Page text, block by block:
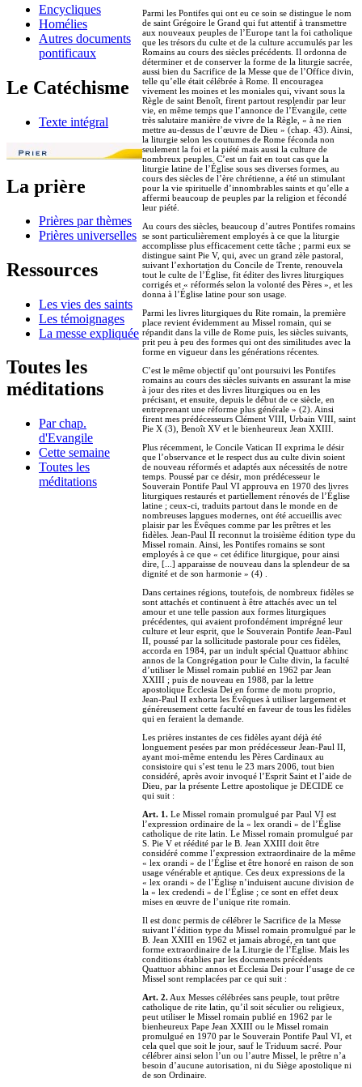
Encycliques
Homélies
Autres documents
pontificaux
Le Catéchisme
Texte intégral
La prière
Prières par thèmes
Prières universelles
Ressources
Les vies des saints
Les témoignages
La messe expliquée
Toutes les
méditations
Par chap.
d'Evangile
Cette semaine
Toutes les
méditations
Parmi les Pontifes qui ont eu ce soin se distingue le nom
de saint Grégoire le Grand qui fut attentif à transmettre
aux nouveaux peuples de l’Europe tant la foi catholique
que les trésors du culte et de la culture accumulés par les
Romains au cours des siècles précédents. Il ordonna de
déterminer et de conserver la forme de la liturgie sacrée,
aussi bien du Sacrifice de la Messe que de l’Office divin,
telle qu’elle était célébrée à Rome. Il encouragea
vivement les moines et les moniales qui, vivant sous la
Règle de saint Benoît, firent partout resplendir par leur
vie, en même temps que l’annonce de l’Évangile, cette
très salutaire manière de vivre de la Règle, « à ne rien
mettre au-dessus de l’œuvre de Dieu » (chap. 43). Ainsi,
la liturgie selon les coutumes de Rome féconda non
seulement la foi et la piété mais aussi la culture de
nombreux peuples. C’est un fait en tout cas que la
liturgie latine de l’Église sous ses diverses formes, au
cours des siècles de l’ère chrétienne, a été un stimulant
pour la vie spirituelle d’innombrables saints et qu’elle a
affermi beaucoup de peuples par la religion et fécondé
leur piété.
Au cours des siècles, beaucoup d’autres Pontifes romains
se sont particulièrement employés à ce que la liturgie
accomplisse plus efficacement cette tâche ; parmi eux se
distingue saint Pie V, qui, avec un grand zèle pastoral,
suivant l’exhortation du Concile de Trente, renouvela
tout le culte de l’Église, fit éditer des livres liturgiques
corrigés et « réformés selon la volonté des Pères », et les
donna à l’Église latine pour son usage.
Parmi les livres liturgiques du Rite romain, la première
place revient évidemment au Missel romain, qui se
répandit dans la ville de Rome puis, les siècles suivants,
prit peu à peu des formes qui ont des similitudes avec la
forme en vigueur dans les générations récentes.
C’est le même objectif qu’ont poursuivi les Pontifes
romains au cours des siècles suivants en assurant la mise
à jour des rites et des livres liturgiques ou en les
précisant, et ensuite, depuis le début de ce siècle, en
entreprenant une réforme plus générale » (2). Ainsi
firent mes prédécesseurs Clément VIII, Urbain VIII, saint
Pie X (3), Benoît XV et le bienheureux Jean XXIII.
Plus récemment, le Concile Vatican II exprima le désir
que l’observance et le respect dus au culte divin soient
de nouveau réformés et adaptés aux nécessités de notre
temps. Poussé par ce désir, mon prédécesseur le
Souverain Pontife Paul VI approuva en 1970 des livres
liturgiques restaurés et partiellement rénovés de l’Église
latine ; ceux-ci, traduits partout dans le monde en de
nombreuses langues modernes, ont été accueillis avec
plaisir par les Évêques comme par les prêtres et les
fidèles. Jean-Paul II reconnut la troisième édition type du
Missel romain. Ainsi, les Pontifes romains se sont
employés à ce que « cet édifice liturgique, pour ainsi
dire, [...] apparaisse de nouveau dans la splendeur de sa
dignité et de son harmonie » (4) .
Dans certaines régions, toutefois, de nombreux fidèles se
sont attachés et continuent à être attachés avec un tel
amour et une telle passion aux formes liturgiques
précédentes, qui avaient profondément imprégné leur
culture et leur esprit, que le Souverain Pontife Jean-Paul
II, poussé par la sollicitude pastorale pour ces fidèles,
accorda en 1984, par un indult spécial Quattuor abhinc
annos de la Congrégation pour le Culte divin, la faculté
d’utiliser le Missel romain publié en 1962 par Jean
XXIII ; puis de nouveau en 1988, par la lettre
apostolique Ecclesia Dei en forme de motu proprio,
Jean-Paul II exhorta les Évêques à utiliser largement et
généreusement cette faculté en faveur de tous les fidèles
qui en feraient la demande.
Les prières instantes de ces fidèles ayant déjà été
longuement pesées par mon prédécesseur Jean-Paul II,
ayant moi-même entendu les Pères Cardinaux au
consistoire qui s’est tenu le 23 mars 2006, tout bien
considéré, après avoir invoqué l’Esprit Saint et l’aide de
Dieu, par la présente Lettre apostolique je DECIDE ce
qui suit :
Art. 1. Le Missel romain promulgué par Paul VI est
l’expression ordinaire de la « lex orandi » de l’Église
catholique de rite latin. Le Missel romain promulgué par
S. Pie V et réédité par le B. Jean XXIII doit être
considéré comme l’expression extraordinaire de la même
« lex orandi » de l’Église et être honoré en raison de son
usage vénérable et antique. Ces deux expressions de la
« lex orandi » de l’Église n’induisent aucune division de
la « lex credendi » de l’Église ; ce sont en effet deux
mises en œuvre de l’unique rite romain.
Il est donc permis de célébrer le Sacrifice de la Messe
suivant l’édition type du Missel romain promulgué par le
B. Jean XXIII en 1962 et jamais abrogé, en tant que
forme extraordinaire de la Liturgie de l’Église. Mais les
conditions établies par les documents précédents
Quattuor abhinc annos et Ecclesia Dei pour l’usage de ce
Missel sont remplacées par ce qui suit :
Art. 2. Aux Messes célébrées sans peuple, tout prêtre
catholique de rite latin, qu’il soit séculier ou religieux,
peut utiliser le Missel romain publié en 1962 par le
bienheureux Pape Jean XXIII ou le Missel romain
promulgué en 1970 par le Souverain Pontife Paul VI, et
cela quel que soit le jour, sauf le Triduum sacré. Pour
célébrer ainsi selon l’un ou l’autre Missel, le prêtre n’a
besoin d’aucune autorisation, ni du Siège apostolique ni
de son Ordinaire.